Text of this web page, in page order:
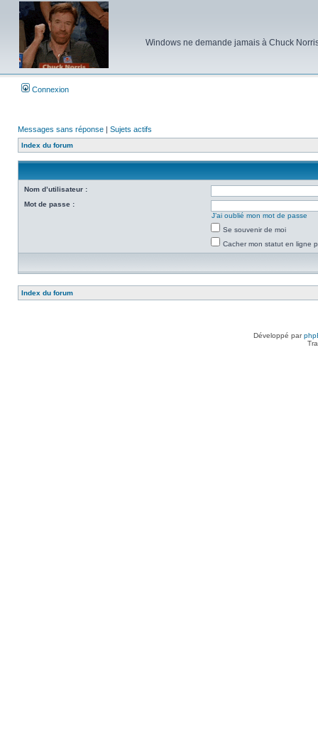
Windows ne demande jamais à Chuck
Connexion
Messages sans réponse | Sujets actifs
Index du forum
Nom d’utilisateur :
Mot de passe :
J’ai oublié mon mot de passe
Se souvenir de moi
Cacher mon statut en ligne
Index du forum
Développé par